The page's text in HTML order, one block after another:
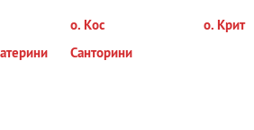
о. Кос
о. Крит
Санторини